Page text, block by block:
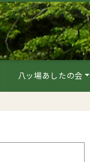
八ッ場あしたの会